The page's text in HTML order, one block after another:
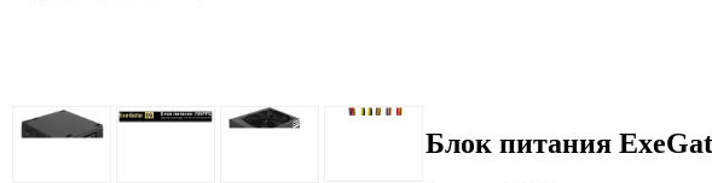
Блок питания